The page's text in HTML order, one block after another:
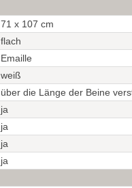
71 x 107 cm
flach
Emaille
weiß
über die Länge der Beine
ja
ja
ja
ja